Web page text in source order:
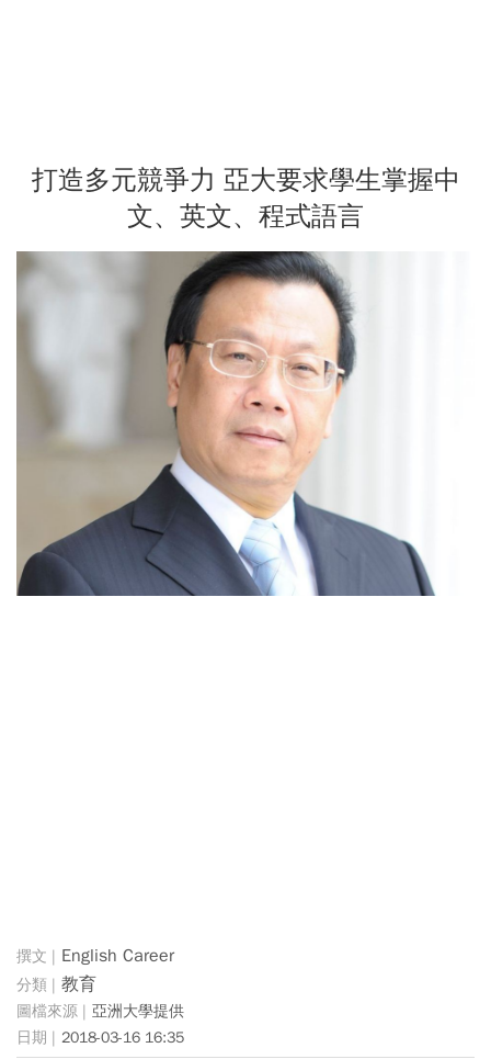
打造多元競爭力 亞大要求學生掌握中
文、英文、程式語言
English Career
教育
亞洲大學提供
2018-03-16 16:35